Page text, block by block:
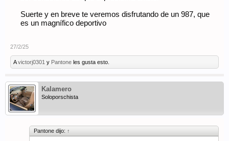
Suerte y en breve te veremos disfrutando de un 987, que
es un magnífico deportivo
27/2/25
Avictorj0301 y Pantone les gusta esto.
Kalamero
Soloporschista
Pantone dijo: ↑